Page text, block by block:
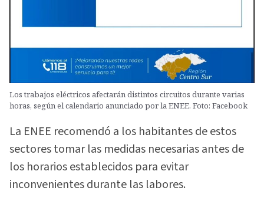
Los trabajos eléctricos afectarán distintos circuitos durante varias
horas, según el calendario anunciado por la ENEE. Foto: Facebook
La ENEE recomendó a los habitantes de estos
sectores tomar las medidas necesarias antes de
los horarios establecidos para evitar
inconvenientes durante las labores.